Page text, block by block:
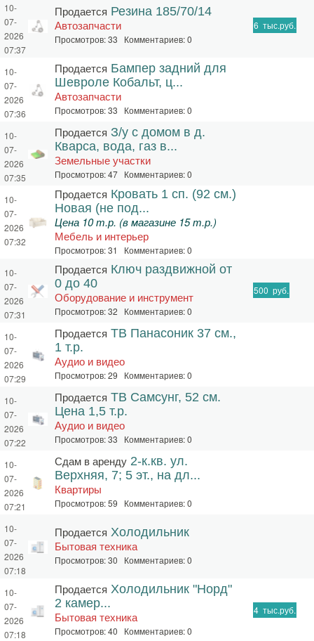
10-
07-
2026
07:37
Продается Резина 185/70/14
Автозапчасти
Просмотров: 33 Комментариев: 0
6 тыс.руб.
10-
07-
2026
07:36
Продается Бампер задний для
Шевроле Кобальт, ц...
Автозапчасти
Просмотров: 33 Комментариев: 0
10-
07-
2026
07:35
Продается З/у с домом в д.
Кварса, вода, газ в...
Земельные участки
Просмотров: 47 Комментариев: 0
10-
07-
2026
07:32
Продается Кровать 1 сп. (92 см.)
Новая (не под...
Цена 10 т.р. (в магазине 15 т.р.)
Мебель и интерьер
Просмотров: 31 Комментариев: 0
10-
07-
2026
07:31
Продается Ключ раздвижной от
0 до 40
Оборудование и инструмент
Просмотров: 32 Комментариев: 0
500 руб.
10-
07-
2026
07:29
Продается ТВ Панасоник 37 см.,
1 т.р.
Аудио и видео
Просмотров: 29 Комментариев: 0
10-
07-
2026
07:22
Продается ТВ Самсунг, 52 см.
Цена 1,5 т.р.
Аудио и видео
Просмотров: 33 Комментариев: 0
10-
07-
2026
07:21
Сдам в аренду 2-к.кв. ул.
Верхняя, 7; 5 эт., на дл...
Квартиры
Просмотров: 59 Комментариев: 0
10-
07-
2026
07:18
Продается Холодильник
Бытовая техника
Просмотров: 30 Комментариев: 0
10-
07-
2026
07:18
Продается Холодильник "Норд"
2 камер...
Бытовая техника
Просмотров: 40 Комментариев: 0
4 тыс.руб.